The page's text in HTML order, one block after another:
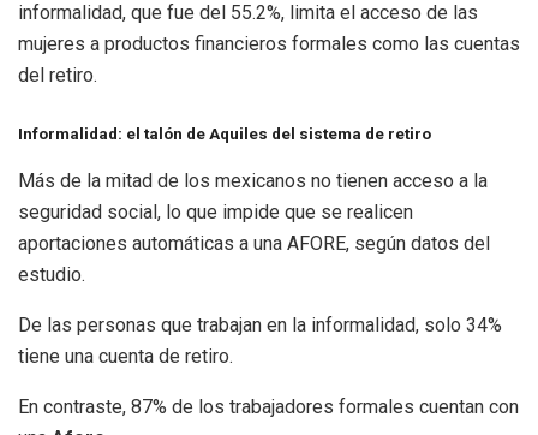
informalidad, que fue del 55.2%, limita el acceso de las
mujeres a productos financieros formales como las cuentas
del retiro.
Informalidad: el talón de Aquiles del sistema de retiro
Más de la mitad de los mexicanos no tienen acceso a la
seguridad social, lo que impide que se realicen
aportaciones automáticas a una AFORE, según datos del
estudio.
De las personas que trabajan en la informalidad, solo 34%
tiene una cuenta de retiro.
En contraste, 87% de los trabajadores formales cuentan con